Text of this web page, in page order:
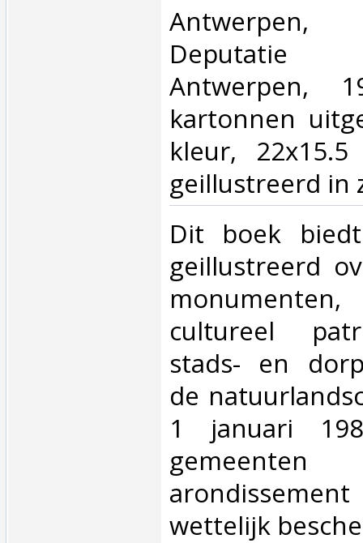
‎Antwerpen,
Deputatie
Antwerpen,
kartonnen
kleur,
geillustreerd in
‎Dit boek
geillustreerd
cultureel
stads- en
de
1 januari
wettelijk